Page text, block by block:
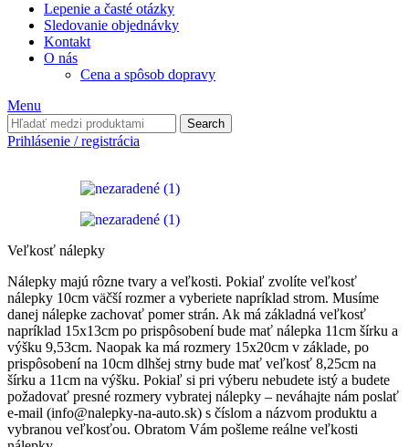
Lepenie a časté otázky
Sledovanie objednávky
Kontakt
O nás
Cena a spôsob dopravy
Menu
Search
Prihlásenie / registrácia
Veľkosť nálepky
Nálepky majú rôzne tvary a veľkosti. Pokiaľ zvolíte veľkosť
nálepky 10cm väčší rozmer a vyberiete napríklad strom. Musíme
danej nálepke zachovať pomer strán. Ak má základná veľkosť
napríklad 15x13cm po prispôsobení bude mať nálepka 11cm šírku a
výšku 9,53cm. Naopak ka má rozmery 15x20cm v základe, po
prispôsobení na 10cm dlhšej strny bude mať veľkosť 8,25cm na
šírku a 11cm na výšku. Pokiaľ si pri výberu nebudete istý a budete
požadovať presné rozmery vybratej nálepky – neváhajte nám poslať
e-mail (info@nalepky-na-auto.sk) s číslom a názvom produktu a
vybranou veľkosťou. Obratom Vám pošleme reálne veľkosti